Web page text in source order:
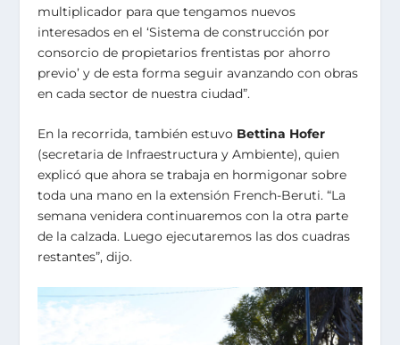
multiplicador para que tengamos nuevos
interesados en el ‘Sistema de construcción por
consorcio de propietarios frentistas por ahorro
previo’ y de esta forma seguir avanzando con obras
en cada sector de nuestra ciudad”.
En la recorrida, también estuvo Bettina Hofer
(secretaria de Infraestructura y Ambiente), quien
explicó que ahora se trabaja en hormigonar sobre
toda una mano en la extensión French-Beruti. “La
semana venidera continuaremos con la otra parte
de la calzada. Luego ejecutaremos las dos cuadras
restantes”, dijo.